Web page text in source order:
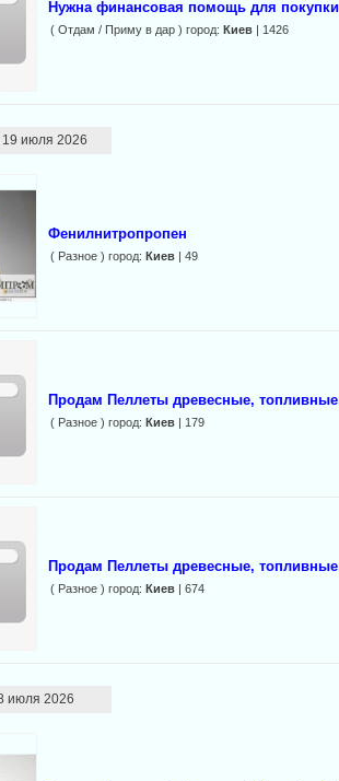
Нужна финансовая помощь для
( Отдам / Приму в дар ) город: Киев | 1426
19 июля 2026
Фенилнитропропен
( Разное ) город: Киев | 49
Продам Пеллеты древесные,
( Разное ) город: Киев | 179
Продам Пеллеты древесные,
( Разное ) город: Киев | 674
июля 2026